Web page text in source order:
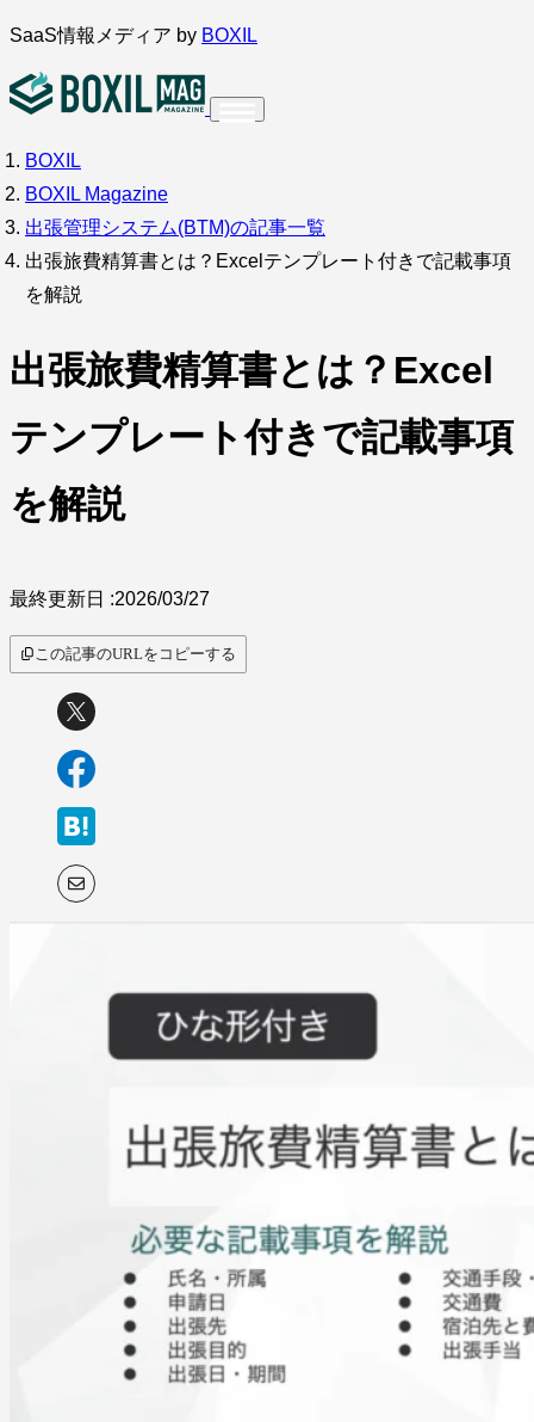
内
を
キ
ッ
プ
SaaS情報メディア by BOXIL
インタビュー
サービス比較 キーワードから探す
SaaS情報メディア by
BOXIL
BOXIL Magazine
出張管理システム(BTM)の記事一覧
出張旅費精算書とは？Excelテンプレート付きで記載事項
を解説
出張旅費精算書とは？Excel
テンプレート付きで記載事項
を解説
最終更新日 :2026/03/27
この記事のURLをコピーする